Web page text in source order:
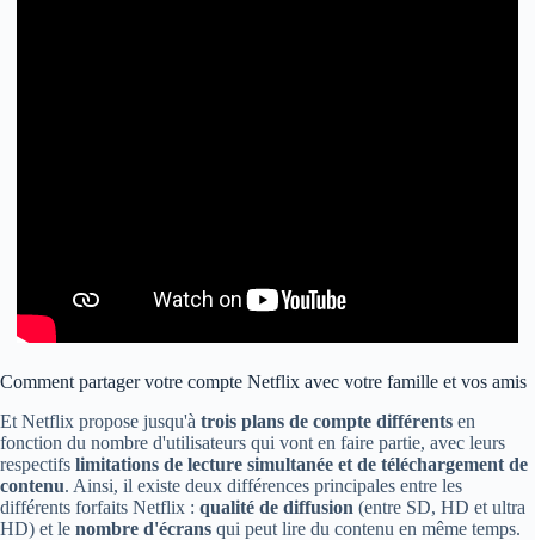
Comment partager votre compte Netflix avec votre famille et vos amis
Et Netflix propose jusqu'à trois plans de compte différents en
fonction du nombre d'utilisateurs qui vont en faire partie, avec leurs
respectifs limitations de lecture simultanée et de téléchargement de
contenu. Ainsi, il existe deux différences principales entre les
différents forfaits Netflix : qualité de diffusion (entre SD, HD et ultra
HD) et le nombre d'écrans qui peut lire du contenu en même temps.